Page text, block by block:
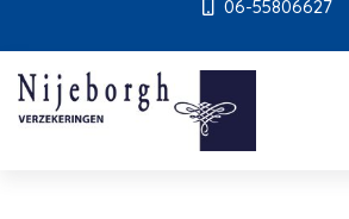
06-55806627